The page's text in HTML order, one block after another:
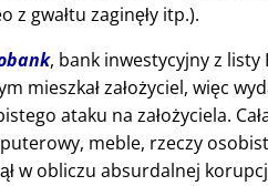
z gwałtu zaginęły itp.).
, bank inwestycyjny z
mieszkał założyciel, więc
ataku na założyciela.
meble, rzeczy
w obliczu absurdalnej